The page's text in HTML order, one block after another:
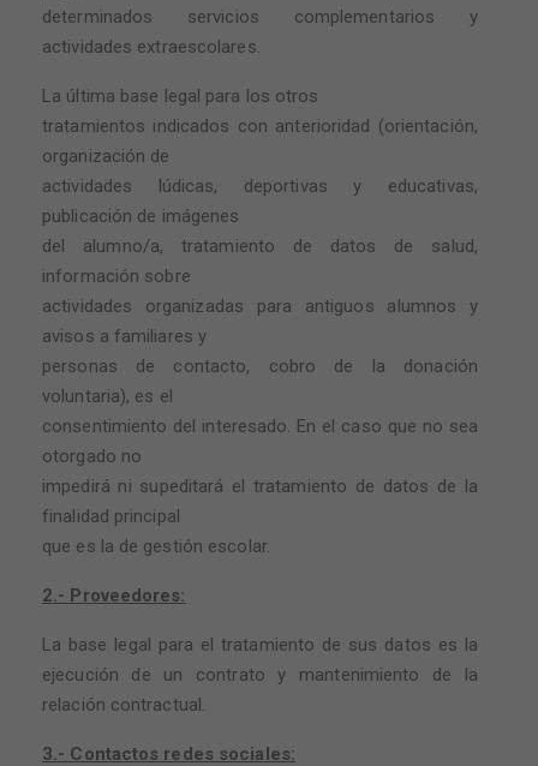
determinados servicios complementarios y
actividades extraescolares.
La última base legal para los otros
tratamientos indicados con anterioridad (orientación,
organización de
actividades lúdicas, deportivas y educativas,
publicación de imágenes
del alumno/a, tratamiento de datos de salud,
información sobre
actividades organizadas para antiguos alumnos y
avisos a familiares y
personas de contacto, cobro de la donación
voluntaria), es el
consentimiento del interesado. En el caso que no sea
otorgado no
impedirá ni supeditará el tratamiento de datos de la
finalidad principal
que es la de gestión escolar.
2.- Proveedores:
La base legal para el tratamiento de sus datos es la
ejecución de un contrato y mantenimiento de la
relación contractual.
3.- Contactos redes sociales: